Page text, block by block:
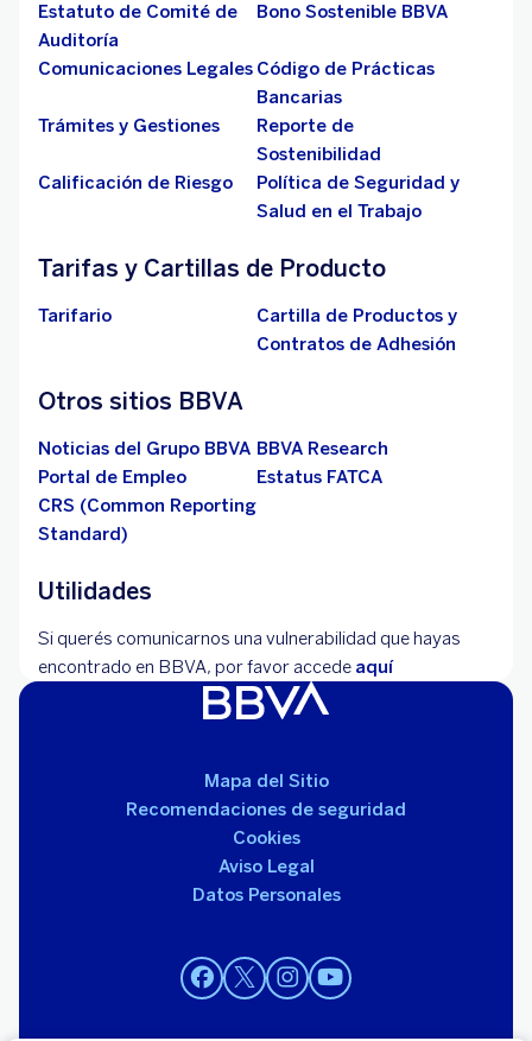
Estatuto de Comité de
Auditoría
Bono Sostenible BBVA
Comunicaciones Legales Código de Prácticas
Bancarias
Trámites y Gestiones
Reporte de
Sostenibilidad
Calificación de Riesgo
Política de Seguridad y
Salud en el Trabajo
Tarifas y Cartillas de Producto
Tarifario
Cartilla de Productos y
Contratos de Adhesión
Otros sitios BBVA
Noticias del Grupo BBVA BBVA Research
Portal de Empleo
Estatus FATCA
CRS (Common Reporting
Standard)
Utilidades
Si querés comunicarnos una vulnerabilidad que hayas
encontrado en BBVA, por favor accede aquí
Mapa del Sitio
Recomendaciones de seguridad
Cookies
Aviso Legal
Datos Personales